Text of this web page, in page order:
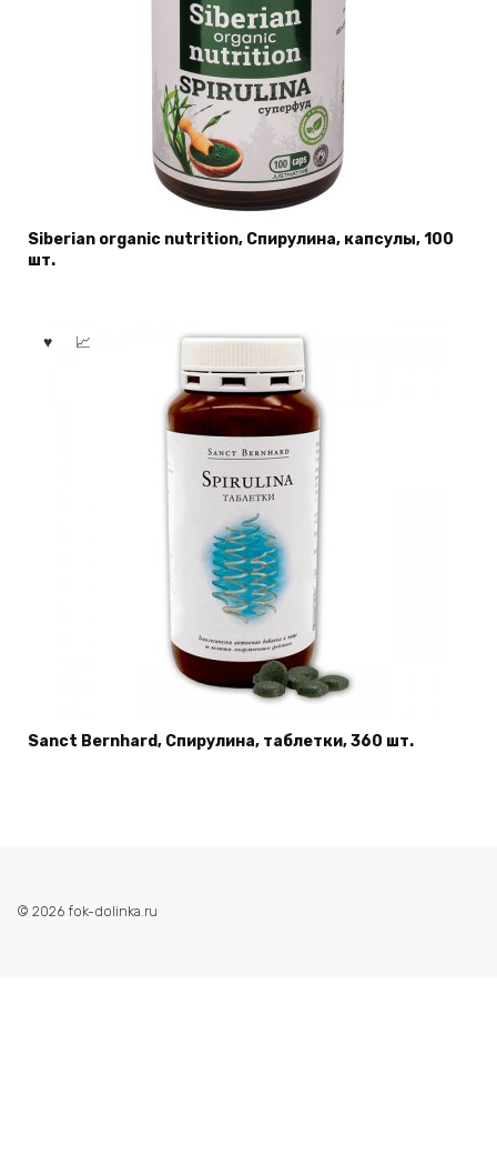
Siberian organic nutrition, Спирулина, капсулы, 100
шт.
Sanct Bernhard, Спирулина, таблетки, 360 шт.
© 2026 fok-dolinka.ru